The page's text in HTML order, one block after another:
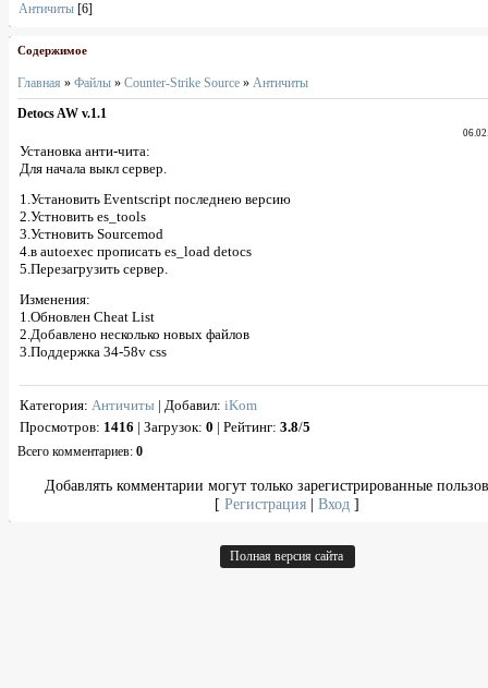
Античиты [6]
Содержимое
Главная » Файлы » Counter-Strike Source » Античиты
Detocs AW v.1.1
Установка анти-чита:
Для начала выкл сервер.
1.Установить Eventscript последнею версию
2.Устновить es_tools
3.Устновить Sourcemod
4.в autoexec прописать es_load detocs
5.Перезагрузить сервер.
Изменения:
1.Обновлен Cheat List
2.Добавлено несколько новых файлов
3.Поддержка 34-58v css
Категория: Античиты | Добавил: iKom
Просмотров: 1416 | Загрузок: 0 | Рейтинг: 3.8/5
Всего комментариев: 0
Добавлять комментарии могут только зарегистрированные
[ Регистрация | Вход ]
Полная версия сайта